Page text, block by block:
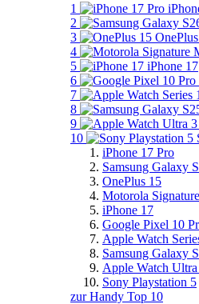
1
2
3
4
5
iPhone 17
6
7
8
9
10
iPhone 17 Pro
Samsung Galaxy
OnePlus 15
Motorola Signature
iPhone 17
Google Pixel 10
Apple Watch
Samsung Galaxy
Apple Watch
Sony Playstation 5
zur Handy Top 10